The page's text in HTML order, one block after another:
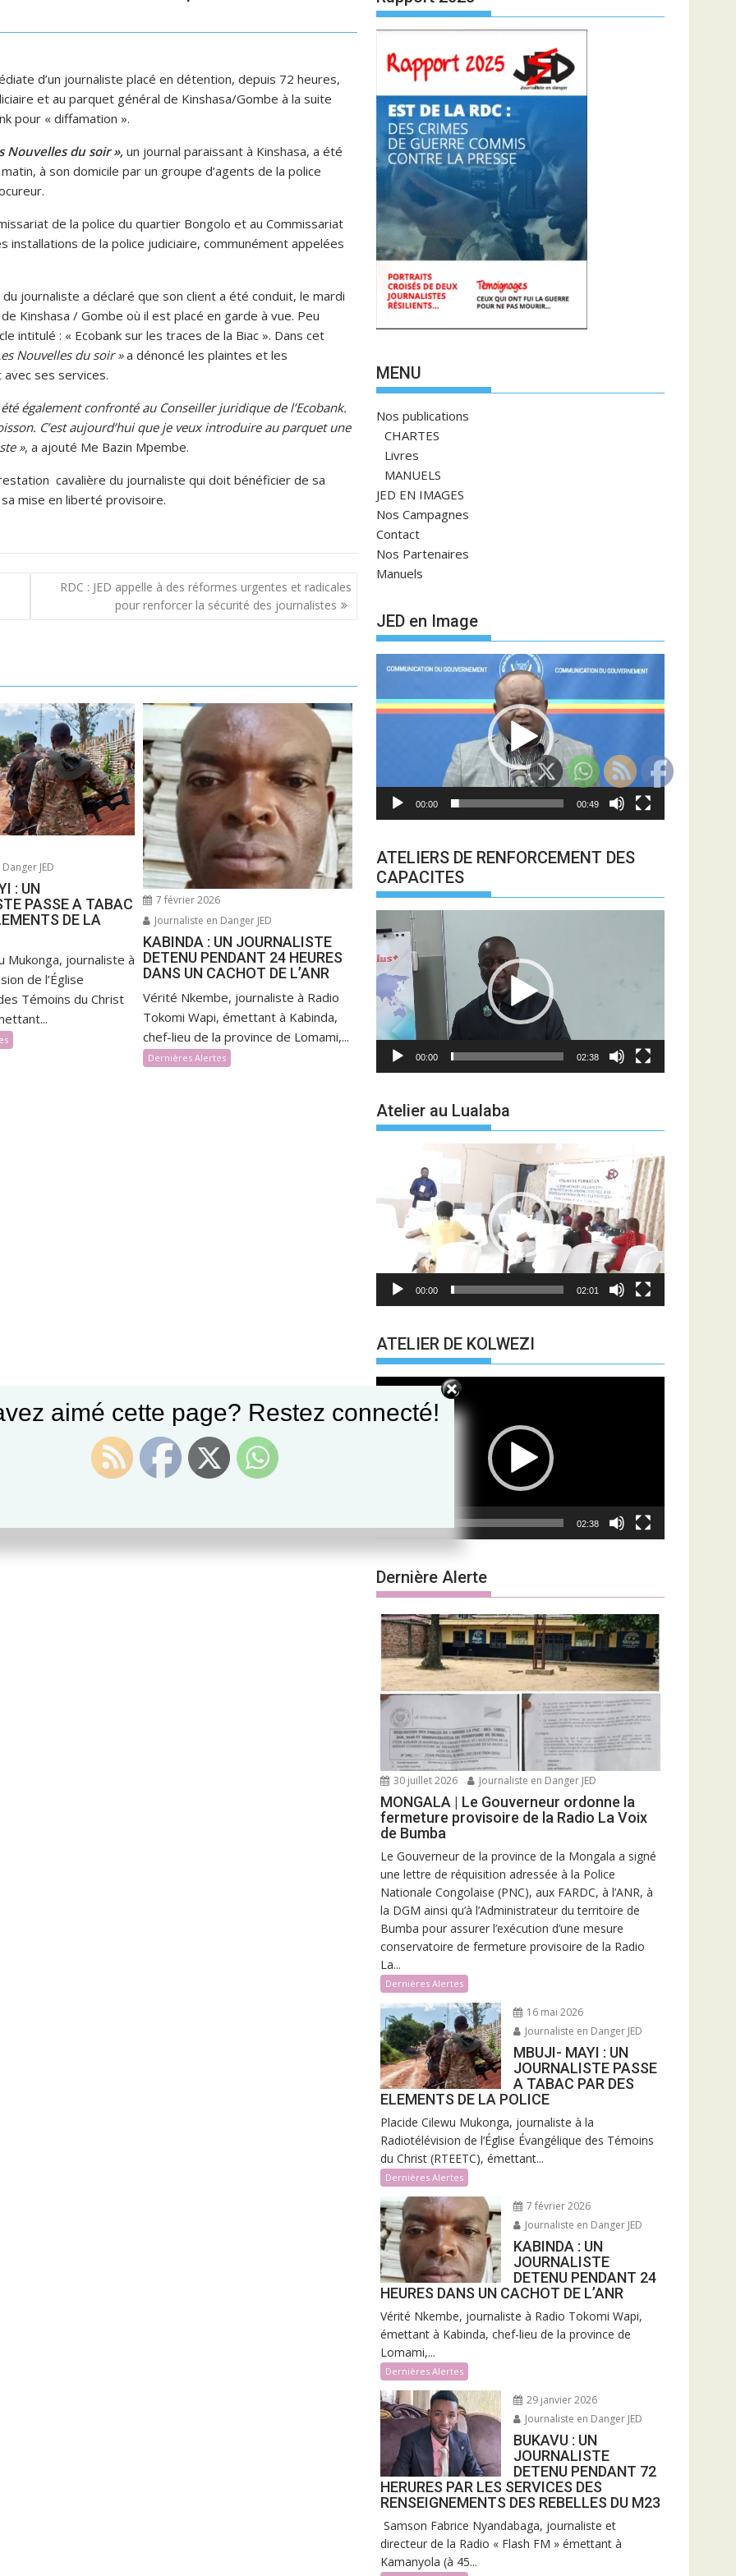
d’un journaliste placé en détention, depuis 72 heures,
et au parquet général de Kinshasa/Gombe à la suite
pour « diffamation ».
Nouvelles du soir », un journal paraissant à Kinshasa, a été
à son domicile par un groupe d’agents de la police
de la police du quartier Bongolo et au Commissariat
installations de la police judiciaire, communément appelées
journaliste a déclaré que son client a été conduit, le mardi
Kinshasa / Gombe où il est placé en garde à vue. Peu
intitulé : « Ecobank sur les traces de la Biac ». Dans cet
Nouvelles du soir »a dénoncé les plaintes et les
ses services.
également confronté au Conseiller juridique de l’Ecobank.
C’est aujourd’hui que je veux introduire au parquet une
», a ajouté Me Bazin Mpembe.
cavalière du journaliste qui doit bénéficier de sa
mise en liberté provisoire.
RDC : JED appelle à des réformes urgentes et radicales
pour renforcer la sécurité des journalistes
JED
: UN
PASSE A TABAC
DE LA
Mukonga, journaliste à
de l’Église
Témoins du Christ
7 février 2026
Journaliste en Danger JED
KABINDA : UN JOURNALISTE
DETENU PENDANT 24 HEURES
DANS UN CACHOT DE L’ANR
Vérité Nkembe, journaliste à Radio
Tokomi Wapi, émettant à Kabinda,
chef-lieu de la province de Lomami,...
Dernières Alertes
MENU
Nos publications
CHARTES
Livres
MANUELS
JED EN IMAGES
Nos Campagnes
Contact
Nos Partenaires
Manuels
JED en Image
Lecteur
00:00 00:49
ATELIERS DE RENFORCEMENT DES
CAPACITES
Lecteur
vidéo
00:00 02:38
Atelier au Lualaba
00:00 02:01
ATELIER DE KOLWEZI
Lecteur
vidéo
02:38
Dernière Alerte
30 juillet 2026 Journaliste en Danger JED
MONGALA | Le Gouverneur ordonne la
fermeture provisoire de la Radio La Voix
de Bumba
Le Gouverneur de la province de la Mongala a signé
une lettre de réquisition adressée à la Police
Nationale Congolaise (PNC), aux FARDC, à l’ANR, à
la DGM ainsi qu’à l’Administrateur du territoire de
Bumba pour assurer l’exécution d’une mesure
conservatoire de fermeture provisoire de la Radio
La...
Dernières Alertes
16 mai 2026
Journaliste en Danger JED
MBUJI- MAYI : UN
JOURNALISTE PASSE
A TABAC PAR DES
ELEMENTS DE LA POLICE
Placide Cilewu Mukonga, journaliste à la
Radiotélévision de l’Église Évangélique des Témoins
du Christ (RTEETC), émettant...
Dernières Alertes
7 février 2026
Journaliste en Danger JED
KABINDA : UN
JOURNALISTE
DETENU PENDANT 24
HEURES DANS UN CACHOT DE L’ANR
Vérité Nkembe, journaliste à Radio Tokomi Wapi,
émettant à Kabinda, chef-lieu de la province de
Lomami,...
Dernières Alertes
29 janvier 2026
Journaliste en Danger JED
BUKAVU : UN
JOURNALISTE
DETENU PENDANT 72
HERURES PAR LES SERVICES DES
RENSEIGNEMENTS DES REBELLES DU M23
Samson Fabrice Nyandabaga, journaliste et
directeur de la Radio « Flash FM » émettant à
Kamanyola (à 45...
aimé cette page? Restez connecté!